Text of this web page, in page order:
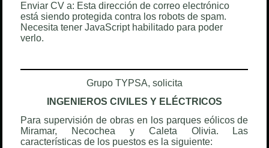
Enviar CV a: Esta dirección de correo electrónico
está siendo protegida contra los robots de spam.
Necesita tener JavaScript habilitado para poder
verlo.
Grupo TYPSA, solicita
INGENIEROS CIVILES Y ELÉCTRICOS
Para supervisión de obras en los parques eólicos de
Miramar, Necochea y Caleta Olivia. Las
características de los puestos es la siguiente: